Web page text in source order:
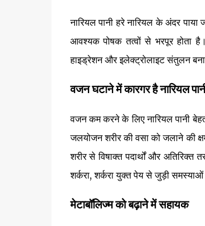
नारियल पानी हरे नारियल के अंदर
आवश्यक पोषक तत्वों से भरपूर होता
हाइड्रेशन और इलेक्ट्रोलाइट संतुलन
वजन घटाने में कारगर है नारियल
वजन कम करने के लिए नारियल पानी
जलयोजन शरीर की वसा को जलाने की
शरीर से विषाक्त पदार्थों और
शर्करा, शर्करा युक्त पेय से जुड़ी समस्याओं
मेटाबॉलिज्म को बढ़ाने में सहायक